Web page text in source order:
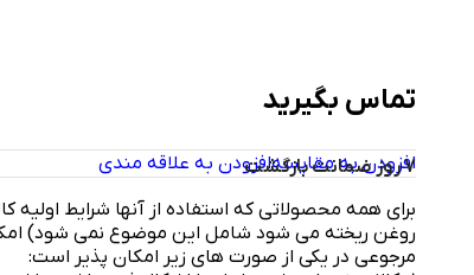
تماس بگیرید
افزودن به مقایسهافزودن به علاقه مندی
7 روز ضمانت بازگشت
برای همه محصولاتی که استفاده از آنها شرایط اولیه
مرجوعی در یکی از صورت های زیر امکان پذیر است: